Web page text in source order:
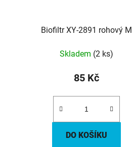
Biofiltr XY-2891 rohový M
Skladem (2 ks)
85 Kč
DO KOŠÍKU